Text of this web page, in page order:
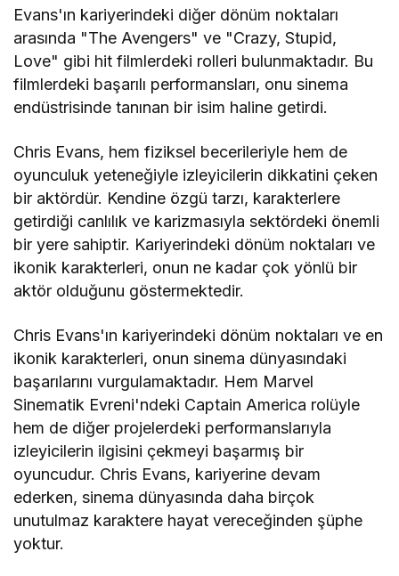
Evans'ın kariyerindeki diğer dönüm noktaları
arasında "The Avengers" ve "Crazy, Stupid,
Love" gibi hit filmlerdeki rolleri bulunmaktadır. Bu
filmlerdeki başarılı performansları, onu sinema
endüstrisinde tanınan bir isim haline getirdi.
Chris Evans, hem fiziksel becerileriyle hem de
oyunculuk yeteneğiyle izleyicilerin dikkatini çeken
bir aktördür. Kendine özgü tarzı, karakterlere
getirdiği canlılık ve karizmasıyla sektördeki önemli
bir yere sahiptir. Kariyerindeki dönüm noktaları ve
ikonik karakterleri, onun ne kadar çok yönlü bir
aktör olduğunu göstermektedir.
Chris Evans'ın kariyerindeki dönüm noktaları ve en
ikonik karakterleri, onun sinema dünyasındaki
başarılarını vurgulamaktadır. Hem Marvel
Sinematik Evreni'ndeki Captain America rolüyle
hem de diğer projelerdeki performanslarıyla
izleyicilerin ilgisini çekmeyi başarmış bir
oyuncudur. Chris Evans, kariyerine devam
ederken, sinema dünyasında daha birçok
unutulmaz karaktere hayat vereceğinden şüphe
yoktur.